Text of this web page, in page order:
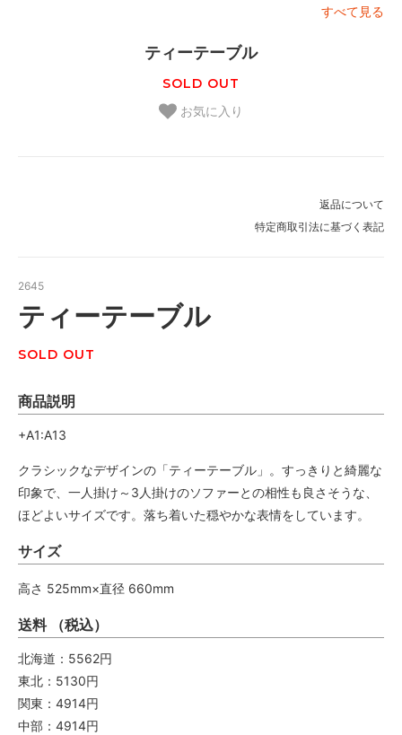
すべて見る
ティーテーブル
SOLD OUT
お気に入り
返品について
特定商取引法に基づく表記
2645
ティーテーブル
SOLD OUT
商品説明
+A1:A13
クラシックなデザインの「ティーテーブル」。すっきりと綺麗な
印象で、一人掛け～3人掛けのソファーとの相性も良さそうな、
ほどよいサイズです。落ち着いた穏やかな表情をしています。
サイズ
高さ 525mm×直径 660mm
送料 （税込）
北海道：5562円
東北：5130円
関東：4914円
中部：4914円